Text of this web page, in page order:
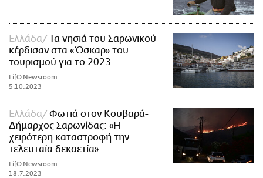
Ελλάδα
Τα νησιά του Σαρωνικού
κέρδισαν στα «Όσκαρ» του
τουρισμού για το 2023
LifO Newsroom
5.10.2023
Ελλάδα
Φωτιά στον Κουβαρά-
Δήμαρχος Σαρωνίδας: «Η
χειρότερη καταστροφή την
τελευταία δεκαετία»
LifO Newsroom
18.7.2023